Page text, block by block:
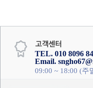
TEL. 010 8096
Email.
09:00 ~ 18:00 (주